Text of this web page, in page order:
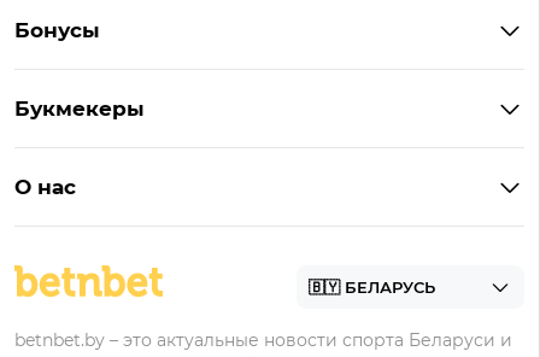
Букмекеры на Андроид
БК для ставок на киберспорт
Бонусы
Бонус на депозит
Бонусы Бетера
Бонусы Винлайн
Букмекеры
Марафонбет
О нас
betnbet.by – это актуальные новости спорта Беларуси и